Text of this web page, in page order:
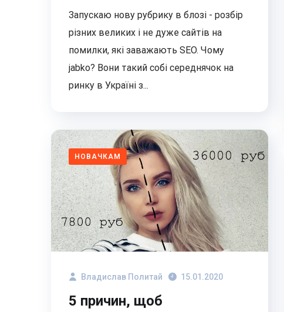
Запускаю нову рубрику в блозі - розбір
різних великих і не дуже сайтів на
помилки, які заважають SEO. Чому
jabko? Вони такий собі середнячок на
ринку в Україні з...
НОВАЧКАМ
Владислав Политай 15.01.2020
5 причин, щоб